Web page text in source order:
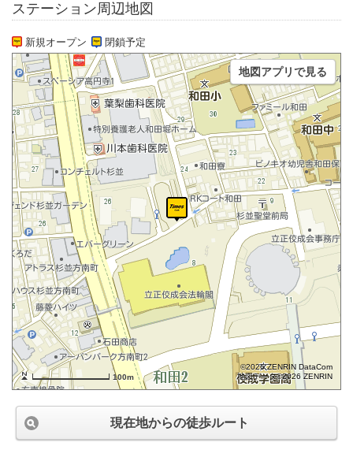
ステーション周辺地図
新規オープン 閉鎖予定
100m
©2026 ZENRIN DataCom
地図データ©2026 ZENRIN
地図アプリで見る
現在地からの徒歩ルート